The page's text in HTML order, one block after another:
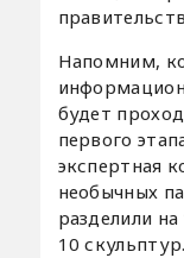
Напомним,
будет
первого
экспертная
необычных
разделили
10 скульптур.